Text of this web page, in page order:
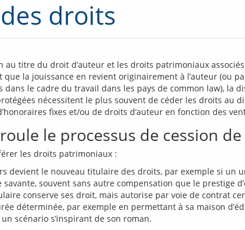
droits
la jouissance en revient originairement à l’auteur (ou
dans le cadre du travail dans les pays de common law), la
nécessitent le plus souvent de céder les droits
fixes et/ou de droits d’auteur en fonction des
le processus de cession
devient le nouveau titulaire des droits, par exemple si
souvent sans autre compensation que le prestige
conserve ses droit, mais autorise par voie de contrat
déterminée, par exemple en permettant à sa maison
scénario s’inspirant de son roman.